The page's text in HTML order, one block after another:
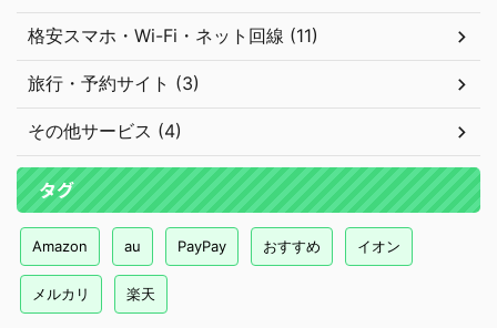
格安スマホ・Wi-Fi・ネット回線 (11)
旅行・予約サイト (3)
その他サービス (4)
タグ
Amazon au PayPay おすすめ イオン
メルカリ 楽天